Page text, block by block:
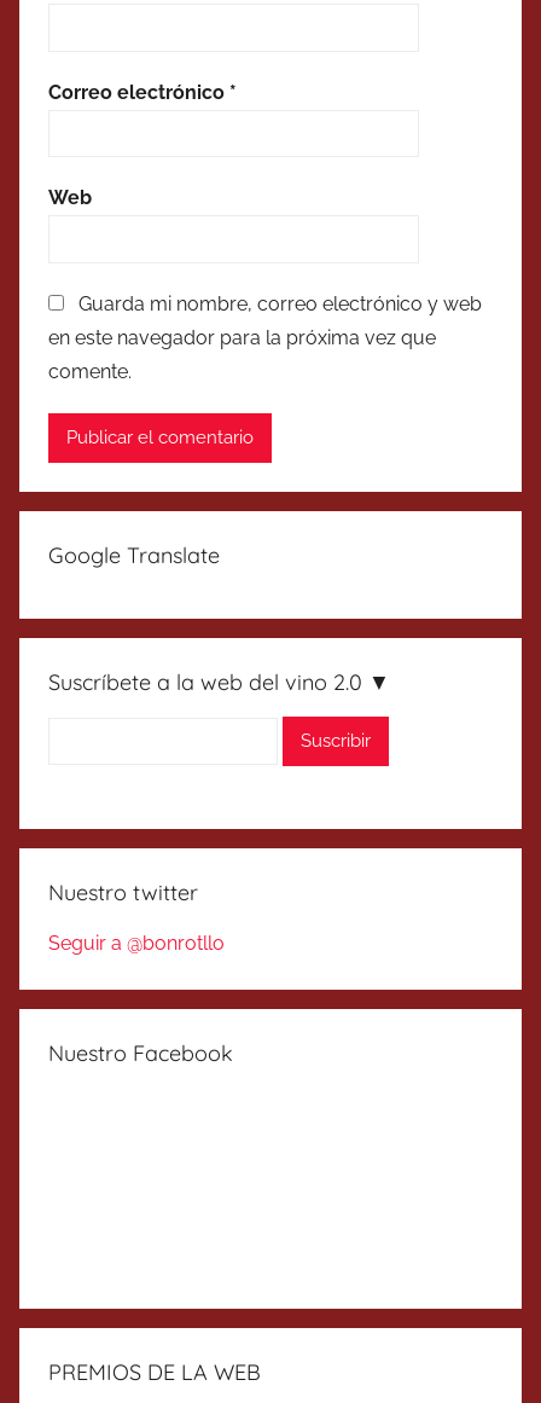
Correo electrónico *
Web
Guarda mi nombre, correo electrónico y web
en este navegador para la próxima vez que
comente.
Google Translate
Suscríbete a la web del vino 2.0 ▼
Nuestro twitter
Seguir a @bonrotllo
Nuestro Facebook
PREMIOS DE LA WEB